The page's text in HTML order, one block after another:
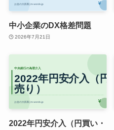
中小企業のDX格差問題
2026年7月21日
2022年円安介入（円買い・